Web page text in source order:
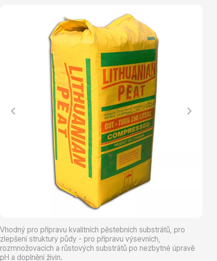
Vřesovištní rostliny
Vánoční stromky v květináčích a řezané
Magnólie
Vhodný pro přípravu kvalitních pěstebních substrátů, pro
zlepšení struktury půdy - pro přípravu výsevních,
rozmnožovacích a růstových substrátů po nezbytné úpravě
pH a doplnění živin.